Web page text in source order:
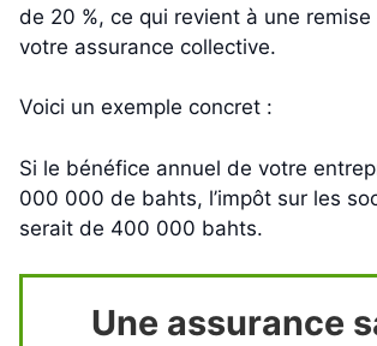
de 20 %, ce qui revient à une
votre assurance collective.
Voici un exemple concret :
Si le bénéfice annuel de votre
000 000 de bahts, l’impôt sur les
serait de 400 000 bahts.
Une assurance